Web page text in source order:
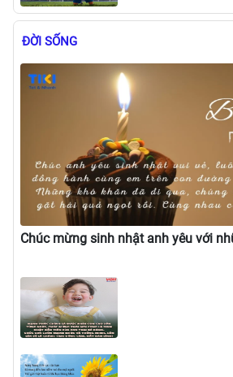
ĐỜI SỐNG
Chúc mừng sinh nhật anh yêu với